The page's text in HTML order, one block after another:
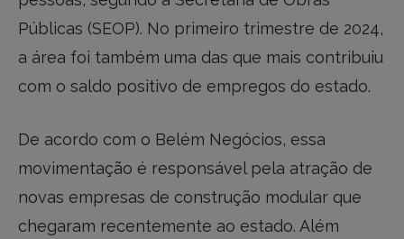
Públicas (SEOP). No primeiro trimestre de 2024,
a área foi também uma das que mais contribuiu
com o saldo positivo de empregos do estado.
De acordo com o Belém Negócios, essa
movimentação é responsável pela atração de
novas empresas de construção modular que
chegaram recentemente ao estado. Além